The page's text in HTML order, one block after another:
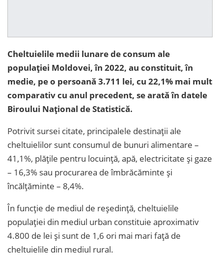
Cheltuielile medii lunare de consum ale
populației Moldovei, în 2022, au constituit, în
medie, pe o persoană 3.711 lei, cu 22,1% mai mult
comparativ cu anul precedent, se arată în datele
Biroului Național de Statistică.
Potrivit sursei citate, principalele destinații ale
cheltuielilor sunt consumul de bunuri alimentare –
41,1%, plățile pentru locuință, apă, electricitate și gaze
– 16,3% sau procurarea de îmbrăcăminte și
încălțăminte – 8,4%.
În funcţie de mediul de reşedinţă, cheltuielile
populației din mediul urban constituie aproximativ
4.800 de lei și sunt de 1,6 ori mai mari faţă de
cheltuielile din mediul rural.